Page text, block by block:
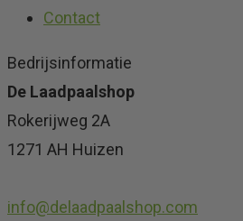
Contact
Bedrijsinformatie
De Laadpaalshop
Rokerijweg 2A
1271 AH Huizen
info@delaadpaalshop.com